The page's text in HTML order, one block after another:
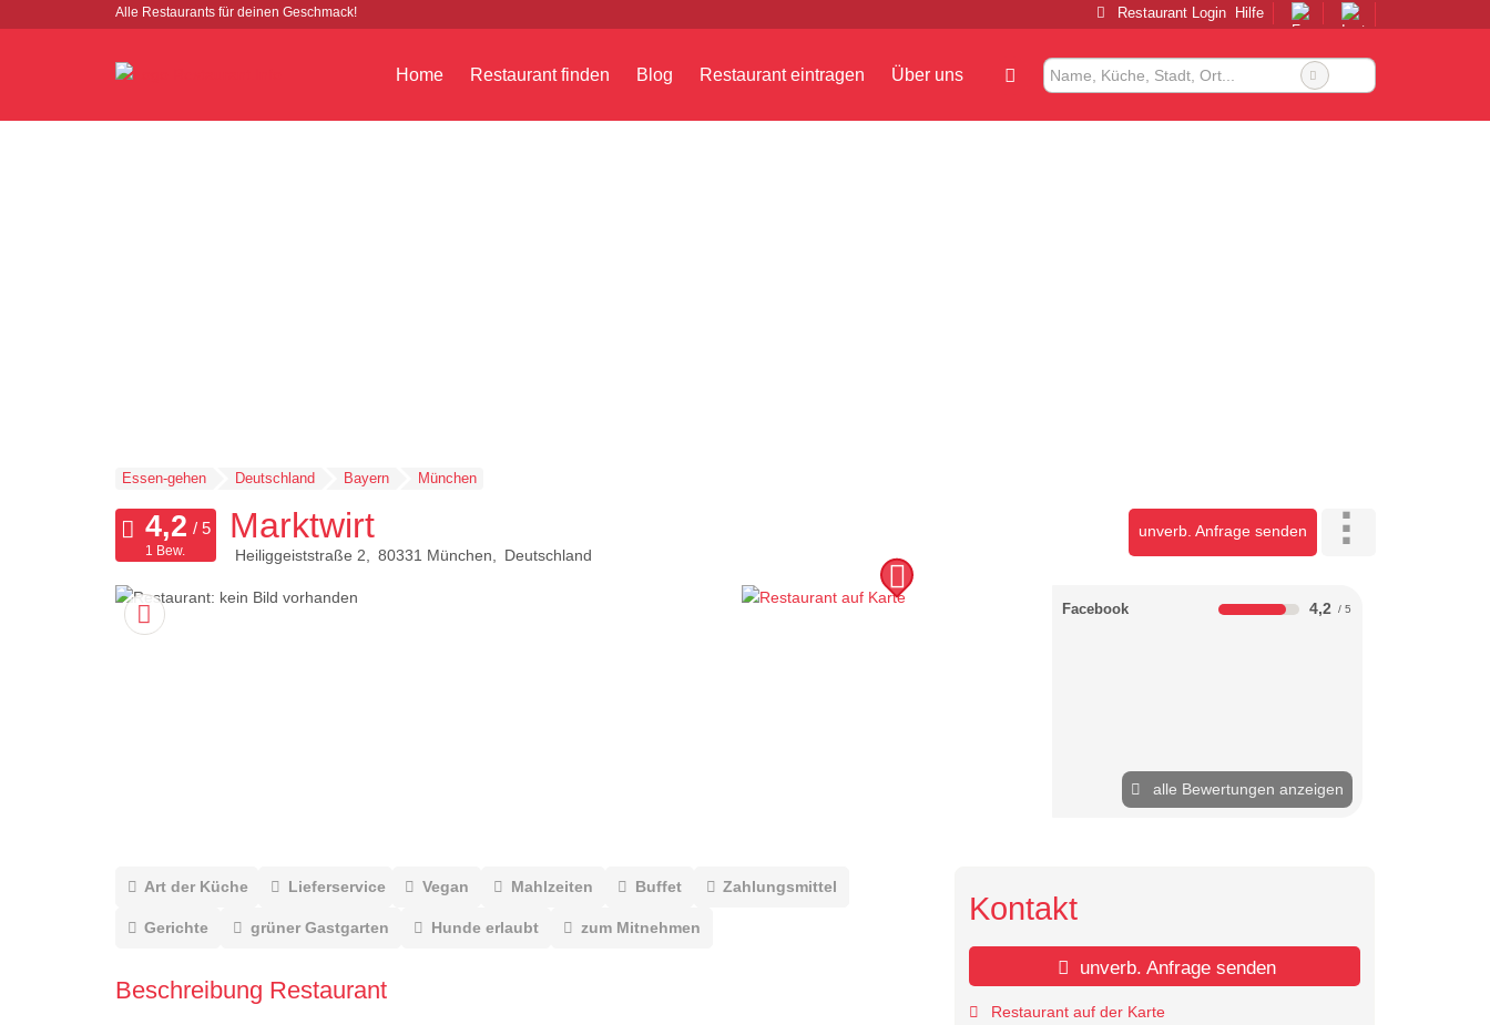
Alle Restaurants für deinen Geschmack! Restaurant Login Hilfe
Home Restaurant finden Blog Restaurant eintragen Über uns
Essen-gehen Deutschland Bayern München
Marktwirt
Heiliggeiststraße 2 80331 München Deutschland
unverb. Anfrage senden
1 Bew.
Facebook 4,2
alle Bewertungen anzeigen
Art der Küche Lieferservice Vegan Mahlzeiten Buffet Zahlungsmittel
Gerichte grüner Gastgarten Hunde erlaubt zum Mitnehmen
Beschreibung Restaurant
Kontakt
unverb. Anfrage senden
Restaurant auf der Karte